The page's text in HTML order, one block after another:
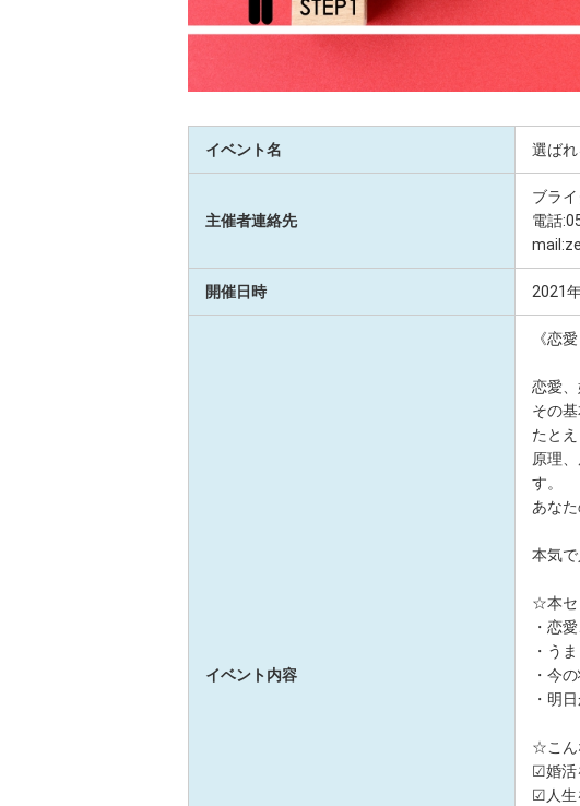
イベント名 選ば
主催者連絡先
ブラ
電話
開催日時 2021
イベント内容
《恋
恋愛
その
たと
原理
す。
あな
本気
☆本セ
・恋
・う
・今
・明
☆こん
☑婚活
☑人生